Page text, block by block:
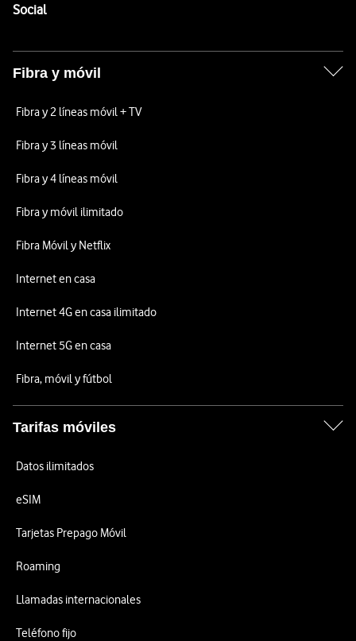
SocialEnlaces a las redes sociales de Vodafone
Fibra y móvil
Fibra y 2 líneas móvil + TV
Fibra y 3 líneas móvil
Fibra y 4 líneas móvil
Fibra y móvil ilimitado
Fibra Móvil y Netflix
Internet en casa
Internet 4G en casa ilimitado
Internet 5G en casa
Fibra, móvil y fútbol
Tarifas móviles
Datos ilimitados
eSIM
Tarjetas Prepago Móvil
Roaming
Llamadas internacionales
Teléfono fijo